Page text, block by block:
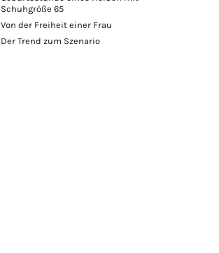
Schuhgröße 65
Von der Freiheit einer Frau
Der Trend zum Szenario